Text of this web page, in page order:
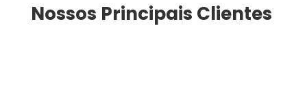
Nossos Principais Clientes